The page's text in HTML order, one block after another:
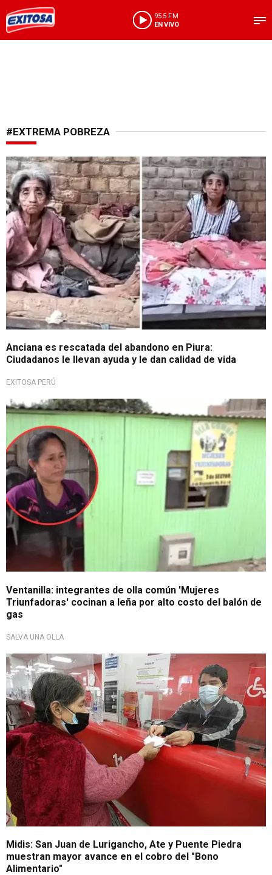
95.5 FM
EN VIVO
#EXTREMA POBREZA
¡Necesita ayuda!
Anciana es rescatada del abandono en Piura:
Ciudadanos le llevan ayuda y le dan calidad de vida
EXITOSA PERÚ
¡Piden apoyo!
Ventanilla: integrantes de olla común 'Mujeres
Triunfadoras' cocinan a leña por alto costo del balón de
gas
SALVA UNA OLLA
Subsidio económico
Midis: San Juan de Lurigancho, Ate y Puente Piedra
muestran mayor avance en el cobro del "Bono
Alimentario"